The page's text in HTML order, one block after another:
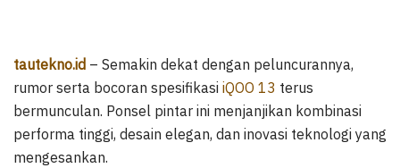
tautekno.id – Semakin dekat dengan peluncurannya,
rumor serta bocoran spesifikasi iQOO 13 terus
bermunculan. Ponsel pintar ini menjanjikan kombinasi
performa tinggi, desain elegan, dan inovasi teknologi yang
mengesankan.